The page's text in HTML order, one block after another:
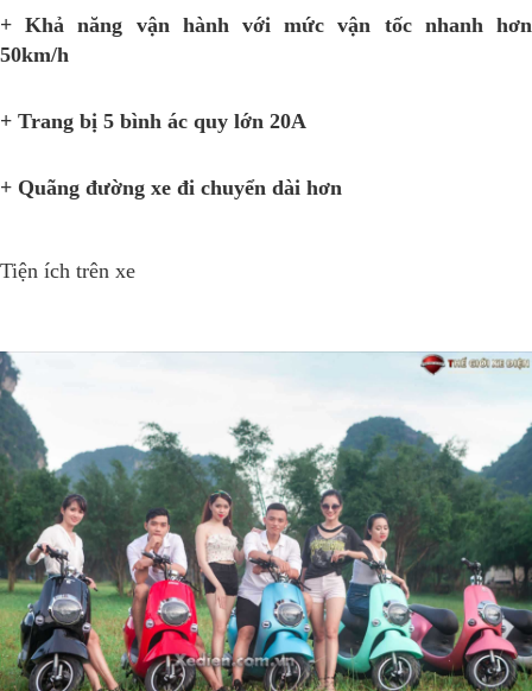
+ Khả năng vận hành với mức vận tốc nhanh hơn
50km/h
+ Trang bị 5 bình ác quy lớn 20A
+ Quãng đường xe đi chuyển dài hơn
Tiện ích trên xe